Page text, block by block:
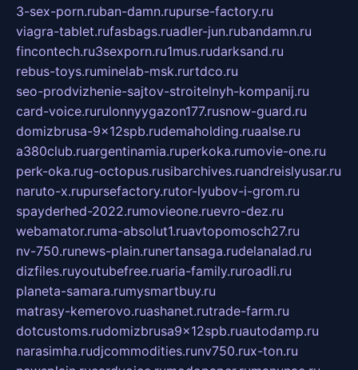
3-sex-porn.ruban-damn.rupurse-factory.ru
viagra-tablet.rufasbags.ruadler-jun.rubandamn.ru
fincontech.ru3sexporn.ru1mus.rudarksand.ru
rebus-toys.ruminelab-msk.rurtdco.ru
seo-prodvizhenie-sajtov-stroitelnyh-kompanij.ru
card-voice.rurulonnyygazon177.rusnow-guard.ru
domizbrusa-9x12spb.rudemaholding.ruaalse.ru
a380club.ruargentinamia.ruperkoka.rumovie-one.ru
perk-oka.rug-octopus.rusibarchives.ruandreislyusar.ru
naruto-x.rupursefactory.rutor-lyubov-i-grom.ru
spayderhed-2022.rumovieone.ruevro-dez.ru
webamator.ruma-absolut1.ruavtopomosch27.ru
nv-750.runews-plain.runertansaga.rudelanalad.ru
dizfiles.ruyoutubefree.ruaria-family.ruroadli.ru
planeta-samara.rumysmartbuy.ru
matrasy-kemerovo.ruashanet.rutrade-farm.ru
dotcustoms.rudomizbrusa9x12spb.ruautodamp.ru
narasimha.rudjcommodities.runv750.rux-ton.ru